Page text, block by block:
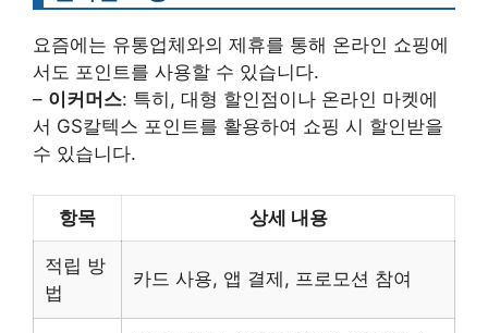
요즘에는 유통업체와의 제휴를 통해 온라인 쇼핑에
서도 포인트를 사용할 수 있습니다.
– 이커머스: 특히, 대형 할인점이나 온라인 마켓에
서 GS칼텍스 포인트를 활용하여 쇼핑 시 할인받을
수 있습니다.
항목 상세 내용
적립 방
법
카드 사용, 앱 결제, 프로모션 참여